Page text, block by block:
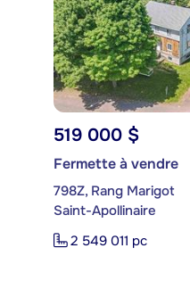
519 000 $
Fermette à vendre
798Z, Rang Marigot
Saint-Apollinaire
2 549 011 pc